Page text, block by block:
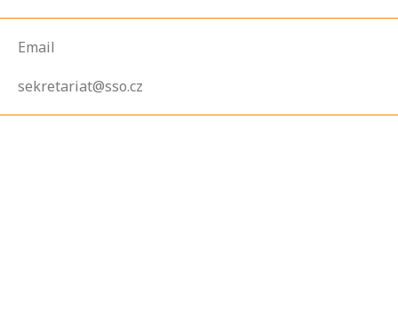
Email
sekretariat@sso.cz